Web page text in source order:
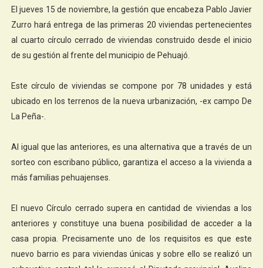
El jueves 15 de noviembre, la gestión que encabeza Pablo Javier
Zurro hará entrega de las primeras 20 viviendas pertenecientes
al cuarto círculo cerrado de viviendas construido desde el inicio
de su gestión al frente del municipio de Pehuajó.
Este círculo de viviendas se compone por 78 unidades y está
ubicado en los terrenos de la nueva urbanización, -ex campo De
La Peña-.
Al igual que las anteriores, es una alternativa que a través de un
sorteo con escribano público, garantiza el acceso a la vivienda a
más familias pehuajenses.
El nuevo Círculo cerrado supera en cantidad de viviendas a los
anteriores y constituye una buena posibilidad de acceder a la
casa propia. Precisamente uno de los requisitos es que este
nuevo barrio es para viviendas únicas y sobre ello se realizó un